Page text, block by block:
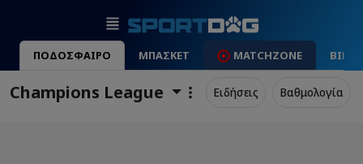
ΠΟΔΟΣΦΑΙΡΟ ΜΠΑΣΚΕΤ MATCHZONE
Champions League Ειδήσεις Βαθμολογία